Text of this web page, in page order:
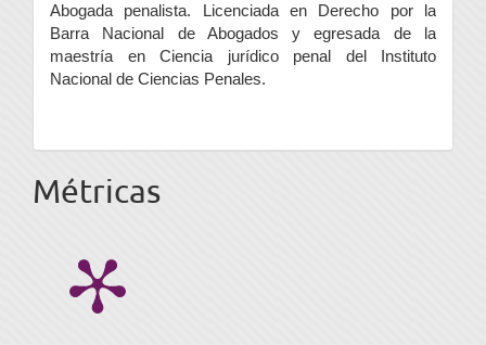
Abogada penalista. Licenciada en Derecho por la
Barra Nacional de Abogados y egresada de la
maestría en Ciencia jurídico penal del Instituto
Nacional de Ciencias Penales.
Métricas